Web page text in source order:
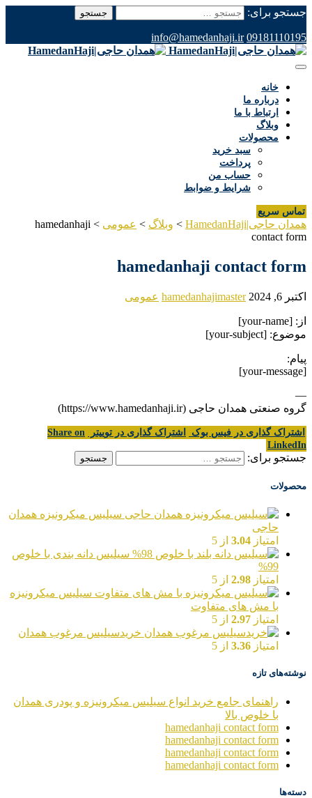
جستجو برای:
09181110195
info@hamedanhaji.ir
خانه
درباره ما
ارتباط با ما
وبلاگ
محصولات
سبد خرید
پرداخت
حساب من
شرایط و ضوابط
تماس سریع
همدان حاجی|HamedanHaji > وبلاگ > عمومی >
hamedanhaji
contact form
hamedanhaji contact form
اکتبر 6, 2024 hamedanhajimaster عمومی
از: [your-name]
موضوع: [your-subject]
پیام:
[your-message]
—
گروه صنعتی همدان حاجی (https://www.hamedanhaji.ir)
اشتراک گذاری در فیس بوک اشتراک گذاری در توییتر
Share on
LinkedIn
جستجو برای:
محصولات
سیلیس میکرونیزه همدان
حاجی
امتیاز 3.04 از 5
سیلیس دانه بندی با خلوص
99%
امتیاز 2.98 از 5
سیلیس میکرونیزه
با مش های متفاوت
امتیاز 2.97 از 5
خریدسیلیس مرغوب همدان
امتیاز 3.36 از 5
نوشته‌های تازه
راهنمای جامع خرید انواع سیلیس میکرونیزه و پودری همدان
با خلوص بالا
hamedanhaji contact form
hamedanhaji contact form
hamedanhaji contact form
hamedanhaji contact form
دسته‌ها